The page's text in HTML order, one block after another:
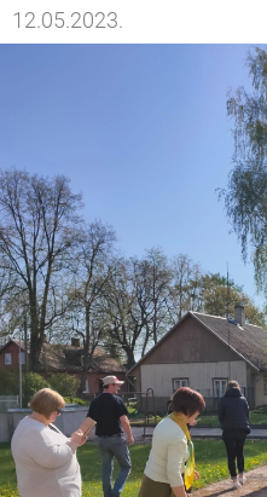
12.05.2023.